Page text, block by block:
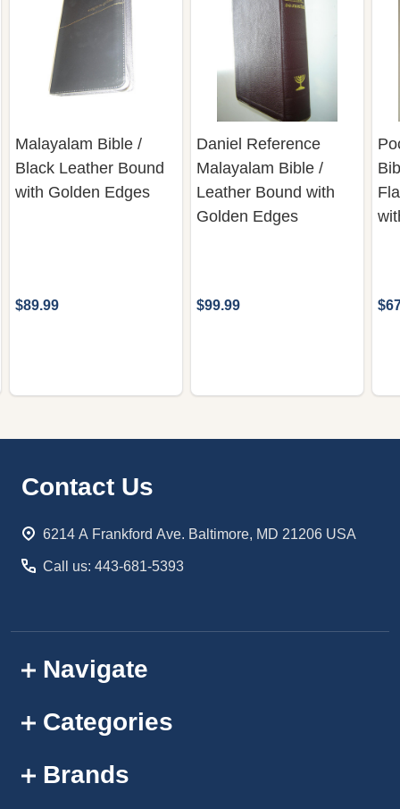
Malayalam Bible /
Black Leather Bound
with Golden Edges
$89.99
Daniel Reference
Malayalam Bible /
Leather Bound with
Golden Edges
$99.99
Footer
Contact Us
6214 A Frankford Ave. Baltimore, MD 21206 USA
Call us: 443-681-5393
Navigate
Categories
Brands